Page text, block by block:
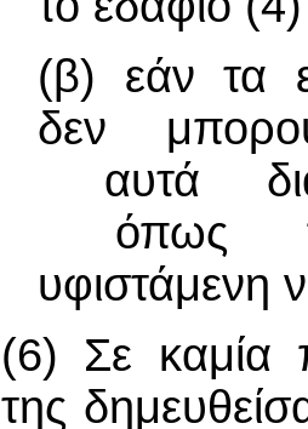
(β) εάν τα
δεν
αυτά
όπως
υφιστάμενη
(6) Σε καμία
της